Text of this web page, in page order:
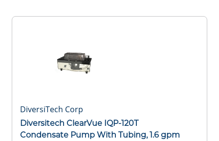
DiversiTech Corp
Diversitech ClearVue IQP-120T
Condensate Pump With Tubing, 1.6 gpm